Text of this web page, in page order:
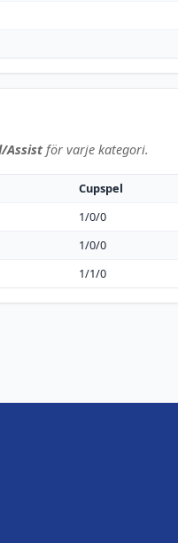
Assist för varje kategori.
Cupspel
1/0/0
1/0/0
1/1/0